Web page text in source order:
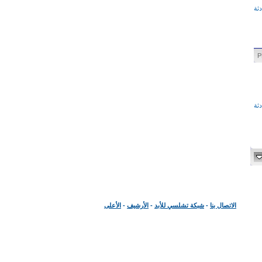
الاتصال بنا - شبكة تشلسي للأبد - الأرشيف - الأعلى